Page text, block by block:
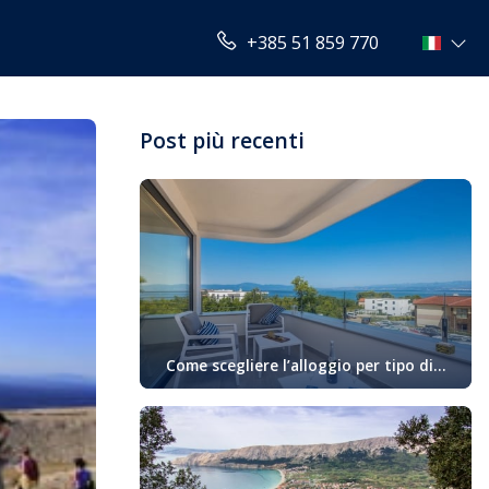
+385 51 859 770
Post più recenti
Come scegliere l’alloggio per tipo di
attività in vacanza
Oggigiorno sempre di più gli ospiti
cercano alloggio in base alle loro
preferenze personali e allo stile di
godimento della loro vacanza. Se siete